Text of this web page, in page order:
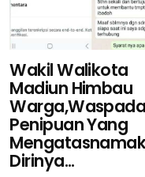
Wakil Walikota
Madiun Himbau
Warga,Waspada
Penipuan Yang
Dirinya...